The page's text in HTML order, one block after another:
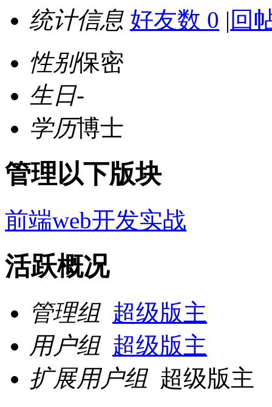
统计信息 好友数 0 | 回
性别保密
生日-
学历博士
管理以下版块
前端web开发实战
活跃概况
管理组 超级版主
用户组 超级版主
扩展用户组 超级版主